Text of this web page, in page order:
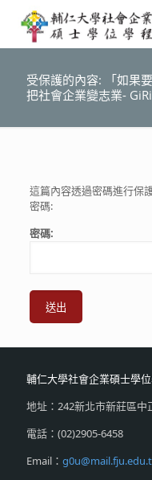
受保護的內容: 「如果
把社會企業變志業-
這篇內容透過密碼進行保
密碼:
密碼:
輔仁大學社會企業碩士學
地址：242新北市新莊區
電話：(02)2905-6458
Email：